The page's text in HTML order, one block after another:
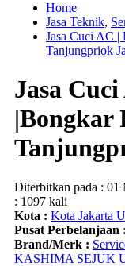
Home
Jasa Teknik,
Jasa Cuci AC |
Tanjungpriok
Jasa
|Bongkar
Diterbitkan pada : 01
: 1097 kali
Kota : Kota Jakarta
Pusat Perbelanjaan :
Brand/Merk :
KASHIMA SEJUK